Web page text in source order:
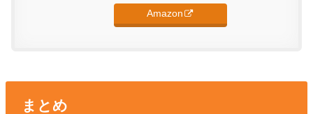
Amazon
まとめ